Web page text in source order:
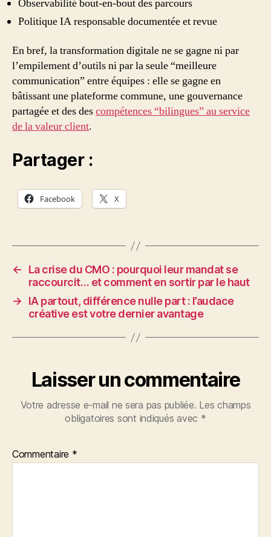
Observabilité bout‑en‑bout des parcours
Politique IA responsable documentée et revue
En bref, la transformation digitale ne se gagne ni par
l’empilement d’outils ni par la seule “meilleure
communication” entre équipes : elle se gagne en
bâtissant une plateforme commune, une gouvernance
partagée et des descompétences “bilingues” au service
de la valeur client.
Partager :
Facebook X
←
La crise du CMO : pourquoi leur mandat se
raccourcit… et comment en sortir par le haut
→
IA partout, différence nulle part : l’audace
créative est votre dernier avantage
Laisser un commentaire
Votre adresse e-mail ne sera pas publiée. Les champs
obligatoires sont indiqués avec *
Commentaire *